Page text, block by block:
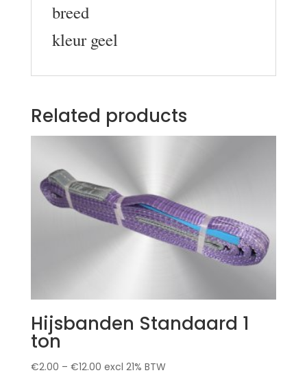
breed
kleur geel
Related products
Hijsbanden Standaard 1
ton
€2.00 – €12.00 excl 21% BTW